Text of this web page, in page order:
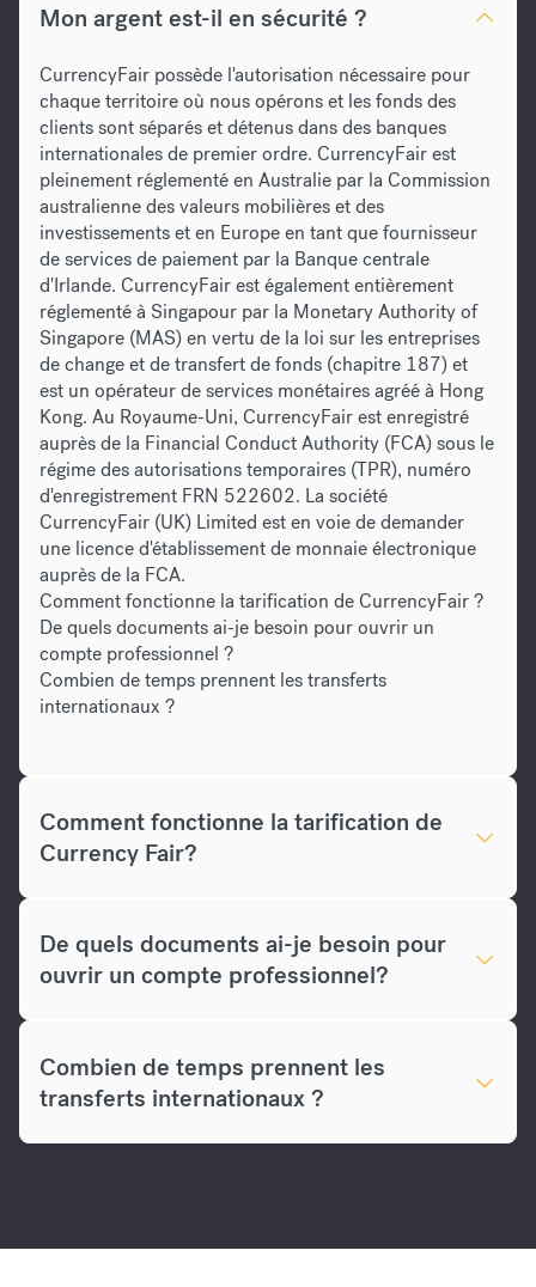
Mon argent est-il en sécurité ?
CurrencyFair possède l'autorisation nécessaire pour
chaque territoire où nous opérons et les fonds des
clients sont séparés et détenus dans des banques
internationales de premier ordre. CurrencyFair est
pleinement réglementé en Australie par la Commission
australienne des valeurs mobilières et des
investissements et en Europe en tant que fournisseur
de services de paiement par la Banque centrale
d'Irlande. CurrencyFair est également entièrement
réglementé à Singapour par la Monetary Authority of
Singapore (MAS) en vertu de la loi sur les entreprises
de change et de transfert de fonds (chapitre 187) et
est un opérateur de services monétaires agréé à Hong
Kong. Au Royaume-Uni, CurrencyFair est enregistré
auprès de la Financial Conduct Authority (FCA) sous le
régime des autorisations temporaires (TPR), numéro
d'enregistrement FRN 522602. La société
CurrencyFair (UK) Limited est en voie de demander
une licence d'établissement de monnaie électronique
auprès de la FCA.
Comment fonctionne la tarification de CurrencyFair ?
De quels documents ai-je besoin pour ouvrir un
compte professionnel ?
Combien de temps prennent les transferts
internationaux ?
Comment fonctionne la tarification de
Currency Fair?
De quels documents ai-je besoin pour
ouvrir un compte professionnel?
Combien de temps prennent les
transferts internationaux ?